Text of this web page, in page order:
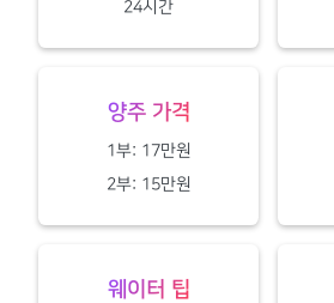
24시간
양주 가격
1부: 17만원
2부: 15만원
웨이터 팁